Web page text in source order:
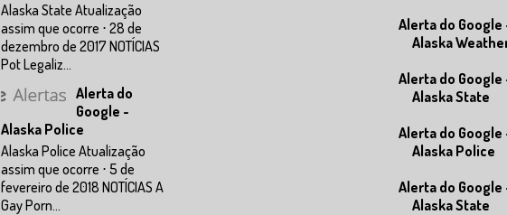
Alaska State Atualização
assim que ocorre ⋅ 28 de
dezembro de 2017 NOTÍCIAS
Pot Legaliz...
Alerta do
Google -
Alaska Police
Alaska Police Atualização
assim que ocorre ⋅ 5 de
fevereiro de 2018 NOTÍCIAS A
Gay Porn...
Alerta do Google
Alaska
Alerta do Google
Alaska State
Alerta do Google
Alaska Police
Alerta do Google
Alaska State